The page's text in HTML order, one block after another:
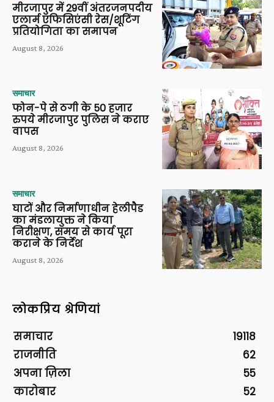
मीरजापुर में 29वीं अंतरजनपदीय
एलार्म एफिसिएंसी रेस/शूटिंग
प्रतियोगिता का समापन
August 8, 2026
समाचार
फोन-पे से ठगी के 50 हजार
रुपये मीरजापुर पुलिस ने कराए
वापस
August 8, 2026
समाचार
घाटों और निर्माणाधीन हेलीपैड
का मंडलायुक्त ने किया
निरीक्षण, समय से कार्य पूरा
कराने के निर्देश
August 8, 2026
लोकप्रिय श्रेणियां
समाचार
19118
राजनीति
62
अपना ज़िला
55
कारोबार
52